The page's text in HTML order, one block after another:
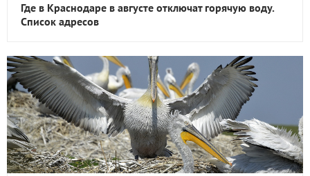
Где в Краснодаре в августе отключат горячую воду.
Список адресов